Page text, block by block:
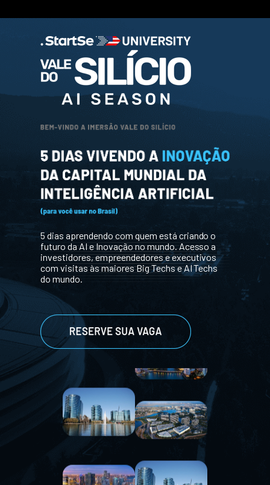
5 dias aprendendo com quem está criando o
futuro da AI e Inovação no mundo. Acesso a
investidores, empreendedores e executivos
com visitas às maiores Big Techs e AI Techs
do mundo.